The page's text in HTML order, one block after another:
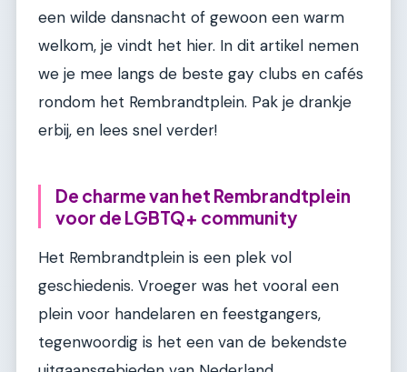
een wilde dansnacht of gewoon een warm
welkom, je vindt het hier. In dit artikel nemen
we je mee langs de beste gay clubs en cafés
rondom het Rembrandtplein. Pak je drankje
erbij, en lees snel verder!
De charme van het Rembrandtplein
voor de LGBTQ+ community
Het Rembrandtplein is een plek vol
geschiedenis. Vroeger was het vooral een
plein voor handelaren en feestgangers,
tegenwoordig is het een van de bekendste